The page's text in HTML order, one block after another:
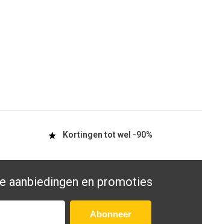
Kortingen tot wel -90%
aanbiedingen en promoties
Abonneer